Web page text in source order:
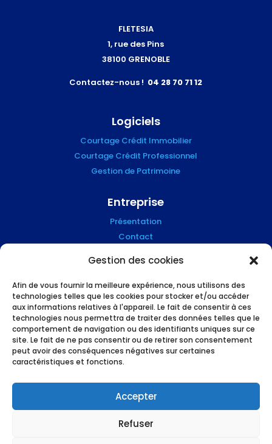
Gestion des cookies
Afin de vous fournir la meilleure expérience, nous utilisons des
technologies telles que les cookies pour stocker et/ou accéder
aux informations relatives à l'appareil. Le fait de consentir à ces
technologies nous permettra de traiter des données telles que le
comportement de navigation ou des identifiants uniques sur ce
site. Le fait de ne pas consentir ou de retirer son consentement
peut avoir des conséquences négatives sur certaines
caractéristiques et fonctions.
Accepter
Refuser
FLETESIA
1, rue des Pins
38100 GRENOBLE
Contactez-nous ! 04 28 70 71 12
Logiciels
Courtage Crédit Immobilier
Courtage Crédit Professionnel
Gestion de Patrimoine
Entreprise
Présentation
Contact
Mention Légales
Suivez-nous !
Grenoble !